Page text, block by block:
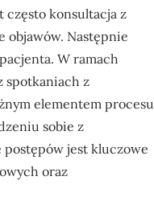
często konsultacja z
objawów. Następnie
W ramach
spotkaniach z
elementem procesu
sobie z
jest kluczowe
oraz